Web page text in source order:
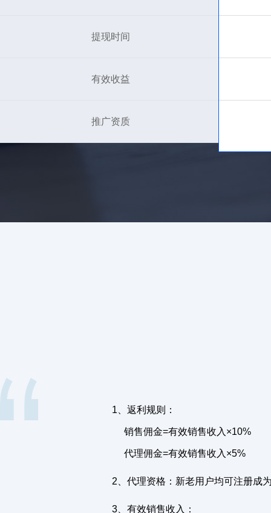
提现时间
有效收益
推广资质
1、返利规则：
销售佣金=有效销售收入×10%
代理佣金=有效销售收入×5%
2、代理资格：新老用户均可注册成
3、有效销售收入：